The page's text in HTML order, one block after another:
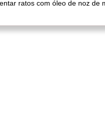
ratos com óleo de noz